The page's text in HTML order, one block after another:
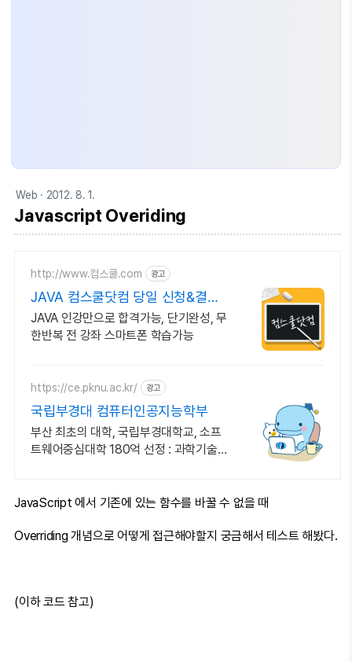
Web · 2012. 8. 1.
Javascript Overiding
http://www.컴스쿨.com 광고
JAVA 컴스쿨닷컴 당일 신청&결제
시 기프티콘!
JAVA 인강만으로 합격가능, 단기완성, 무
한반복 전 강좌 스마트폰 학습가능
https://ce.pknu.ac.kr/ 광고
국립부경대 컴퓨터인공지능학부
부산 최초의 대학, 국립부경대학교, 소프
트웨어중심대학 180억 선정 : 과학기술정
JavaScript 에서 기존에 있는 함수를 바꿀 수 없을 때
Overriding 개념으로 어떻게 접근해야할지 궁금해서 테스트 해봤다.
(이하 코드 참고)